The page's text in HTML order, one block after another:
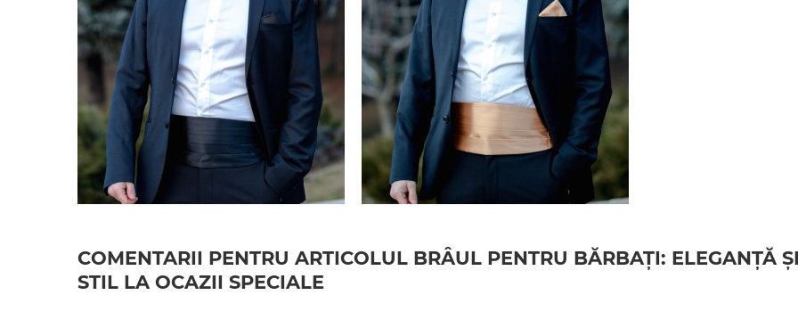
COMENTARII PENTRU ARTICOLUL BRÂUL PENTRU BĂRBAȚI: ELEGANȚĂ
STIL LA OCAZII SPECIALE